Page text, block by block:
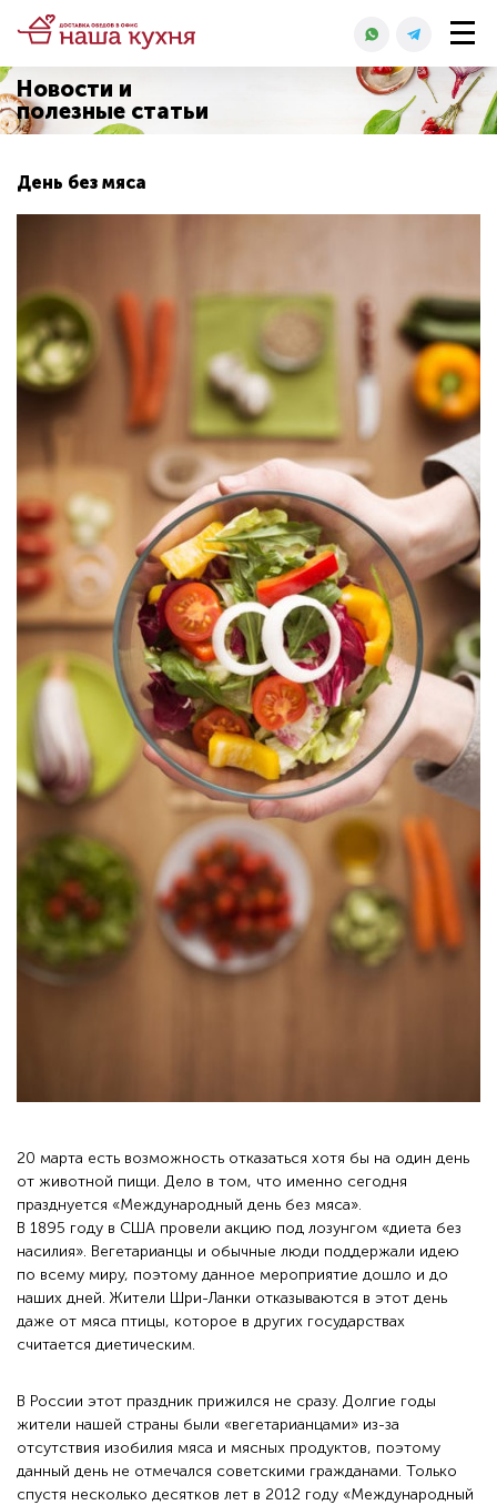
Новости и
полезные статьи
День без мяса
20 марта есть возможность отказаться хотя бы на один день
от животной пищи. Дело в том, что именно сегодня
празднуется «Международный день без мяса».
В 1895 году в США провели акцию под лозунгом «диета без
насилия». Вегетарианцы и обычные люди поддержали идею
по всему миру, поэтому данное мероприятие дошло и до
наших дней. Жители Шри-Ланки отказываются в этот день
даже от мяса птицы, которое в других государствах
считается диетическим.
В России этот праздник прижился не сразу. Долгие годы
жители нашей страны были «вегетарианцами» из-за
отсутствия изобилия мяса и мясных продуктов, поэтому
данный день не отмечался советскими гражданами. Только
спустя несколько десятков лет в 2012 году «Международный